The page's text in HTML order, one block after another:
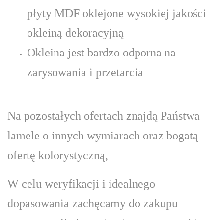
płyty MDF oklejone wysokiej jakości
okleiną dekoracyjną
Okleina jest bardzo odporna na
zarysowania i przetarcia
Na pozostałych ofertach znajdą Państwa
lamele o innych wymiarach oraz bogatą
ofertę kolorystyczną,
W celu weryfikacji i idealnego
dopasowania zachęcamy do zakupu